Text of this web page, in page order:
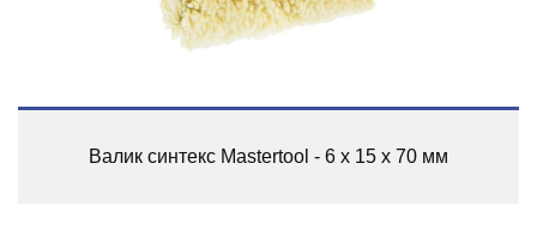
Валик синтекс Mastertool - 6 х 15 х 70 мм